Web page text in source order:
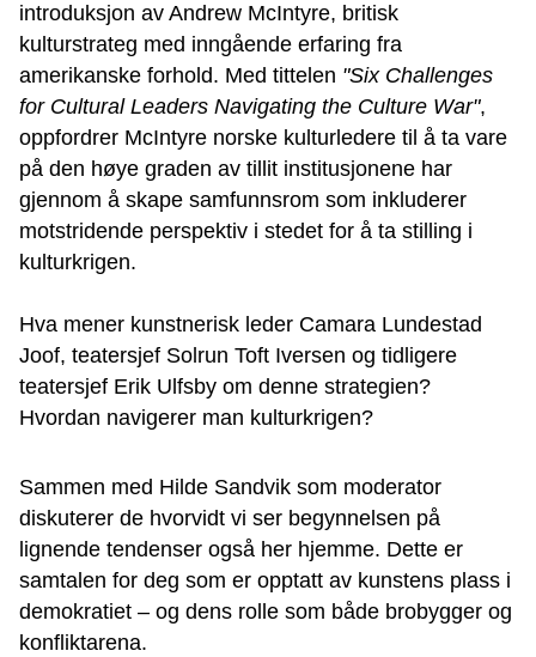
introduksjon av Andrew McIntyre, britisk
kulturstrateg med inngående erfaring fra
amerikanske forhold. Med tittelen "Six Challenges
for Cultural Leaders Navigating the Culture War",
oppfordrer McIntyre norske kulturledere til å ta vare
på den høye graden av tillit institusjonene har
gjennom å skape samfunnsrom som inkluderer
motstridende perspektiv i stedet for å ta stilling i
kulturkrigen.
Hva mener kunstnerisk leder Camara Lundestad
Joof, teatersjef Solrun Toft Iversen og tidligere
teatersjef Erik Ulfsby om denne strategien?
Hvordan navigerer man kulturkrigen?
Sammen med Hilde Sandvik som moderator
diskuterer de hvorvidt vi ser begynnelsen på
lignende tendenser også her hjemme. Dette er
samtalen for deg som er opptatt av kunstens plass i
demokratiet – og dens rolle som både brobygger og
konfliktarena.